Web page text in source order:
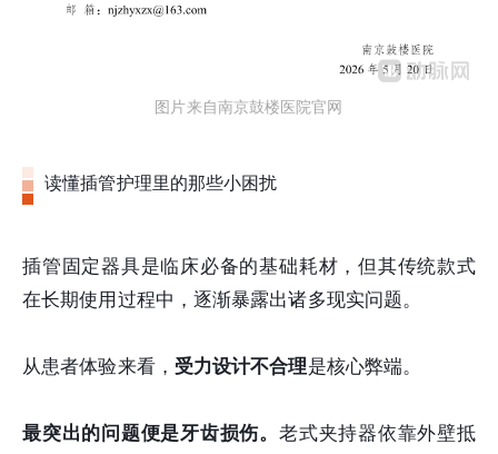
图片来自南京鼓楼医院官网
读懂插管护理里的那些小困扰
插管固定器具是临床必备的基础耗材，但其传统款式
在长期使用过程中，逐渐暴露出诸多现实问题。
从患者体验来看， 受力设计不合理是核心弊端。
最突出的问题便是牙齿损伤。 老式夹持器依靠外壁抵